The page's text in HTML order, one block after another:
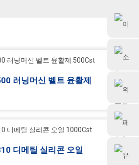
프르트루브
러닝머신 벨트 윤활제
디메틸 실리콘 오일